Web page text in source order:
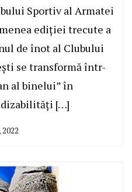
Sportiv al Armatei
ediției trecute a
de înot al Clubului
se transformă într-
al binelui” în
[…]
2022